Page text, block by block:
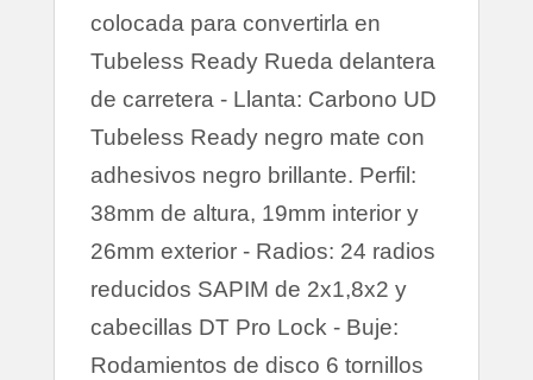
colocada para convertirla en
Tubeless Ready Rueda delantera
de carretera - Llanta: Carbono UD
Tubeless Ready negro mate con
adhesivos negro brillante. Perfil:
38mm de altura, 19mm interior y
26mm exterior - Radios: 24 radios
reducidos SAPIM de 2x1,8x2 y
cabecillas DT Pro Lock - Buje:
Rodamientos de disco 6 tornillos